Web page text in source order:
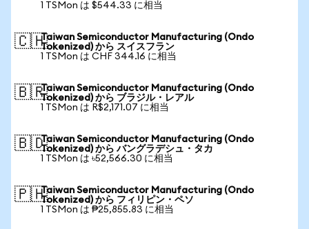
1 TSMon は $544.33 に相当
🇨🇭Taiwan Semiconductor Manufacturing (Ondo
Tokenized) から スイスフラン
1 TSMon は CHF 344.16 に相当
🇧🇷Taiwan Semiconductor Manufacturing (Ondo
Tokenized) から ブラジル・レアル
1 TSMon は R$2,171.07 に相当
🇧🇩Taiwan Semiconductor Manufacturing (Ondo
Tokenized) から バングラデシュ・タカ
1 TSMon は ৳52,566.30 に相当
🇵🇭Taiwan Semiconductor Manufacturing (Ondo
Tokenized) から フィリピン・ペソ
1 TSMon は ₱25,855.83 に相当